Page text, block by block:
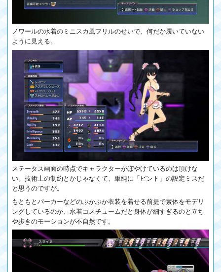
ノワールの水着のミニスカ風フリルのせいで、何だか履いていない
ように見える。
ステータス画面の時点でキャラクターがぼやけているのは頂けな
い。技術上の制約とかじゃなくて、単純に「ピント」の設定ミスだ
と思うのですが。
もともとパーカーなどのぶかぶか衣装を着せる前提で素体をモデリ
ングしているのか、水着コスチュームだと身体が細すぎるのと立ち
や歩きのモーションが不自然です。